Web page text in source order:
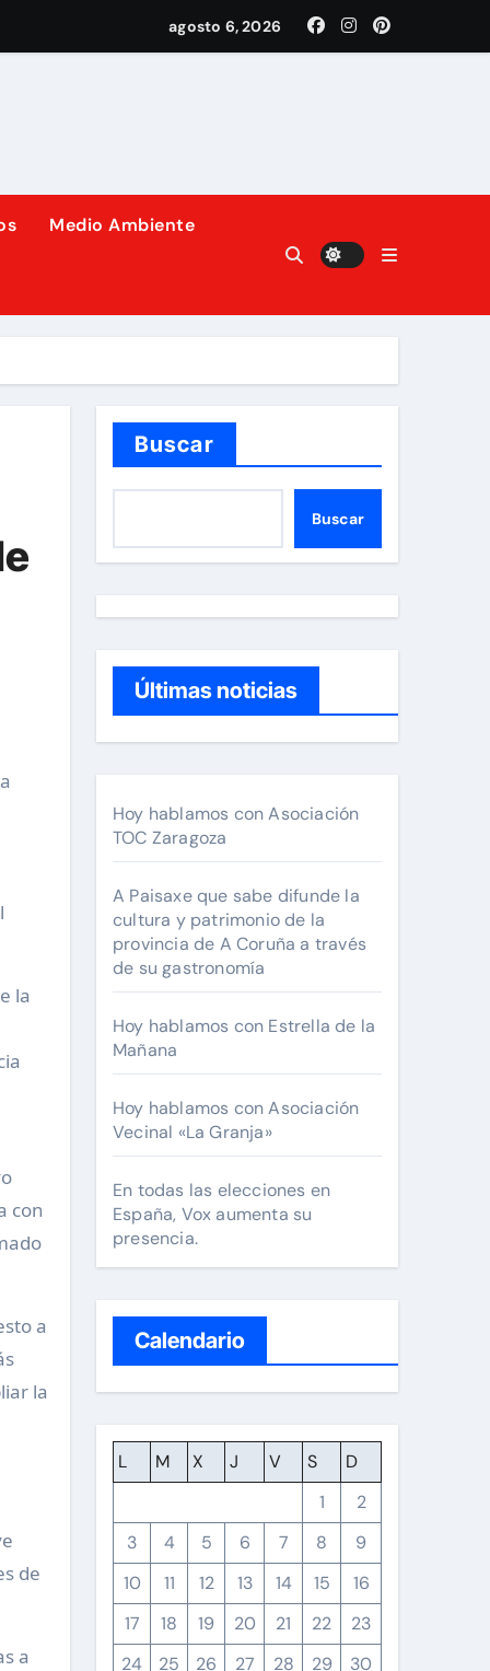
gastronomía
accidentes de tráfico.
agosto 6, 2026
Medio Ambiente
la
con
a
la
de
a
Buscar
Buscar
Últimas noticias
Hoy hablamos con Asociación
TOC Zaragoza
A Paisaxe que sabe difunde la
cultura y patrimonio de la
provincia de A Coruña a través
de su gastronomía
Hoy hablamos con Estrella de la
Mañana
Hoy hablamos con Asociación
Vecinal «La Granja»
En todas las elecciones en
España, Vox aumenta su
presencia.
Calendario
L M X J V S
D
1
2
3
4 5 6 7 8
9
10
11 12 13 14 15
16
17
18 19 20 21 22
23
24
25 26 27 28 29
30